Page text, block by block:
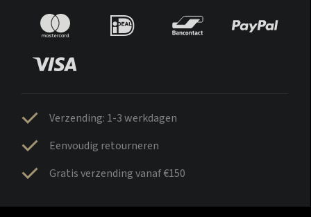
Verzending: 1-3 werkdagen
Eenvoudig retourneren
Gratis verzending vanaf €150